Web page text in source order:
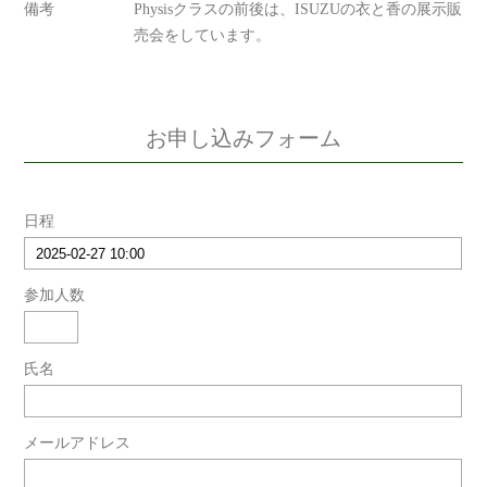
備考
Physisクラスの前後は、ISUZUの衣と香の展示販
売会をしています。
お申し込みフォーム
日程
参加人数
氏名
メールアドレス